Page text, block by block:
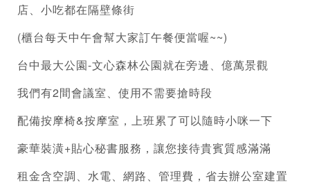
店、小吃都在隔壁條街
(櫃台每天中午會幫大家訂午餐便當喔~~)
台中最大公園-文心森林公園就在旁邊、億萬景觀
我們有2間會議室、使用不需要搶時段
配備按摩椅&按摩室，上班累了可以隨時小咪一下
豪華裝潢+貼心秘書服務，讓您接待貴賓質感滿滿
租金含空調、水電、網路、管理費，省去辦公室建置